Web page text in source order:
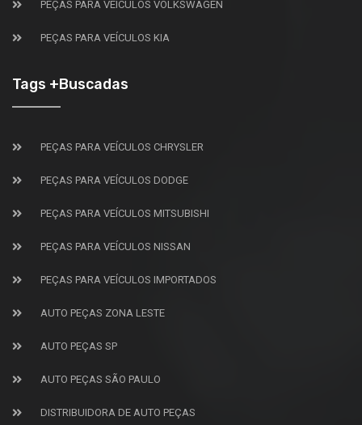
PEÇAS PARA VEÍCULOS VOLKSWAGEN
PEÇAS PARA VEÍCULOS KIA
Tags +Buscadas
PEÇAS PARA VEÍCULOS CHRYSLER
PEÇAS PARA VEÍCULOS DODGE
PEÇAS PARA VEÍCULOS MITSUBISHI
PEÇAS PARA VEÍCULOS NISSAN
PEÇAS PARA VEÍCULOS IMPORTADOS
AUTO PEÇAS ZONA LESTE
AUTO PEÇAS SP
AUTO PEÇAS SÃO PAULO
DISTRIBUIDORA DE AUTO PEÇAS